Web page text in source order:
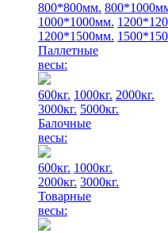
800*800мм.
1000*1000мм.
1200*1500мм.
Паллетные
весы:
600кг. 1000кг. 2000кг.
3000кг. 5000кг.
Балочные
весы:
600кг. 1000кг.
2000кг. 3000кг.
Товарные
весы: